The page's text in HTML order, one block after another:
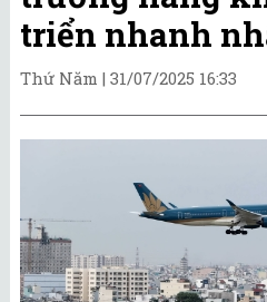
triển nhanh
Thứ Năm | 31/07/2025 16:33